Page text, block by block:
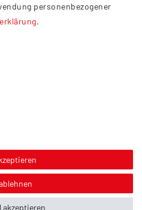
& Altöl
personenbezogener
.
akzeptieren